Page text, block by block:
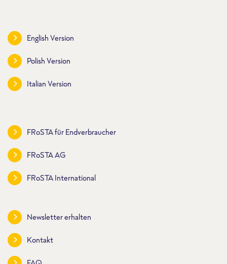
English Version
Polish Version
Italian Version
FRoSTA für Endverbraucher
FRoSTA AG
FRoSTA International
Newsletter erhalten
Kontakt